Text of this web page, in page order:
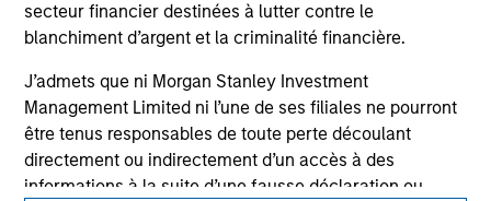
secteur financier destinées à lutter contre le
blanchiment d’argent et la criminalité financière.
J’admets que ni Morgan Stanley Investment
Management Limited ni l’une de ses filiales ne pourront
être tenus responsables de toute perte découlant
directement ou indirectement d’un accès à des
informations à la suite d’une fausse déclaration ou